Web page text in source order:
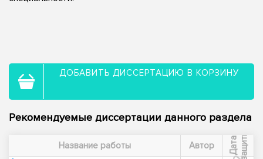
ДОБАВИТЬ ДИССЕРТАЦИЮ В КОРЗИНУ
Рекомендуемые диссертации данного раздела
Название работы Автор Д
а
т
а
з
а
щ
и
т ы